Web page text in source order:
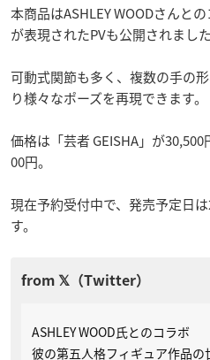
本商品はASHLEY WOODさんと
が表現されたPVも公開されました
可動式関節も多く、複数の手の
り様々なポーズを再現できます。
価格は「芸者 GEISHA」が
00円。
現在予約受付中で、発売予定日
す。
ASHLEY WOOD氏とのコラボ
彼の第五人格フィギュア作品の